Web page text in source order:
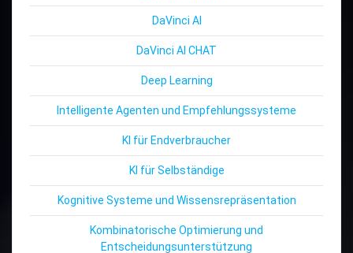
DaVinci AI
DaVinci AI CHAT
Deep Learning
Intelligente Agenten und Empfehlungssysteme
KI für Endverbraucher
KI für Selbständige
Kognitive Systeme und Wissensrepräsentation
Kombinatorische Optimierung und
Entscheidungsunterstützung